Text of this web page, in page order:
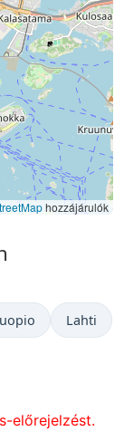
hozzájárulók
Lahti
előrejelzést.